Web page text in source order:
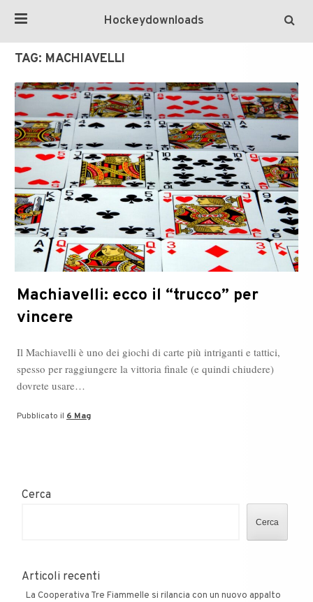
Hockeydownloads
TAG: MACHIAVELLI
Machiavelli: ecco il “trucco” per
vincere
Il Machiavelli è uno dei giochi di carte più intriganti e tattici,
spesso per raggiungere la vittoria finale (e quindi chiudere)
dovrete usare…
Pubblicato il 6 Mag
Cerca
Cerca
Articoli recenti
La Cooperativa Tre Fiammelle si rilancia con un nuovo appalto